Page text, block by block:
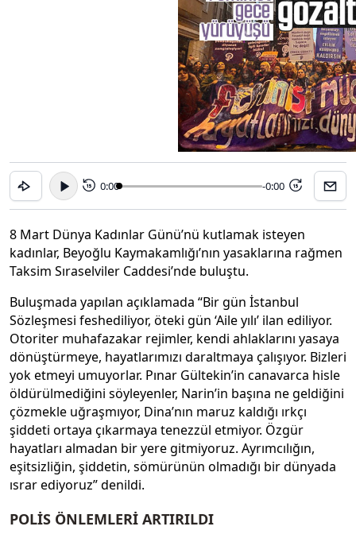
15 0:00 -0:00 15
8 Mart Dünya Kadınlar Günü’nü kutlamak isteyen
kadınlar, Beyoğlu Kaymakamlığı’nın yasaklarına rağmen
Taksim Sıraselviler Caddesi’nde buluştu.
Buluşmada yapılan açıklamada “Bir gün İstanbul
Sözleşmesi feshediliyor, öteki gün ‘Aile yılı’ ilan ediliyor.
Otoriter muhafazakar rejimler, kendi ahlaklarını yasaya
dönüştürmeye, hayatlarımızı daraltmaya çalışıyor. Bizleri
yok etmeyi umuyorlar. Pınar Gültekin’in canavarca hisle
öldürülmediğini söyleyenler, Narin’in başına ne geldiğini
çözmekle uğraşmıyor, Dina’nın maruz kaldığı ırkçı
şiddeti ortaya çıkarmaya tenezzül etmiyor. Özgür
hayatları almadan bir yere gitmiyoruz. Ayrımcılığın,
eşitsizliğin, şiddetin, sömürünün olmadığı bir dünyada
ısrar ediyoruz” denildi.
POLİS ÖNLEMLERİ ARTIRILDI